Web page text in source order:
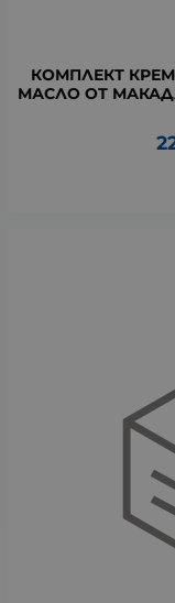
КОМПЛЕКТ
МАСЛО ОТ